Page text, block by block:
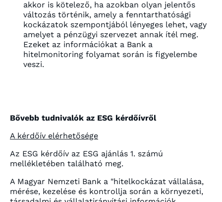
akkor is kötelező, ha azokban olyan jelentős
változás történik, amely a fenntarthatósági
kockázatok szempontjából lényeges lehet, vagy
amelyet a pénzügyi szervezet annak ítél meg.
Ezeket az információkat a Bank a
hitelmonitoring folyamat során is figyelembe
veszi.
Bővebb tudnivalók az ESG kérdőívről
A kérdőív elérhetősége
Az ESG kérdőív az ESG ajánlás 1. számú
mellékletében található meg.
A Magyar Nemzeti Bank a "hitelkockázat vállalása,
mérése, kezelése és kontrollja során a környezeti,